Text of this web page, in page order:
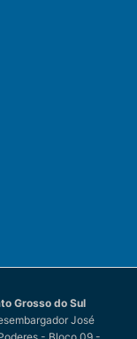
Grosso do Sul
José